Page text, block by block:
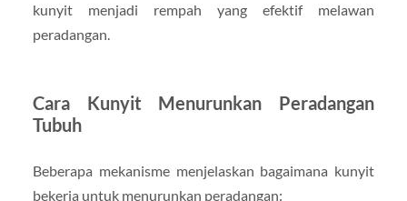
kunyit menjadi rempah yang efektif melawan
peradangan.
Cara Kunyit Menurunkan Peradangan
Tubuh
Beberapa mekanisme menjelaskan bagaimana kunyit
bekerja untuk menurunkan peradangan: